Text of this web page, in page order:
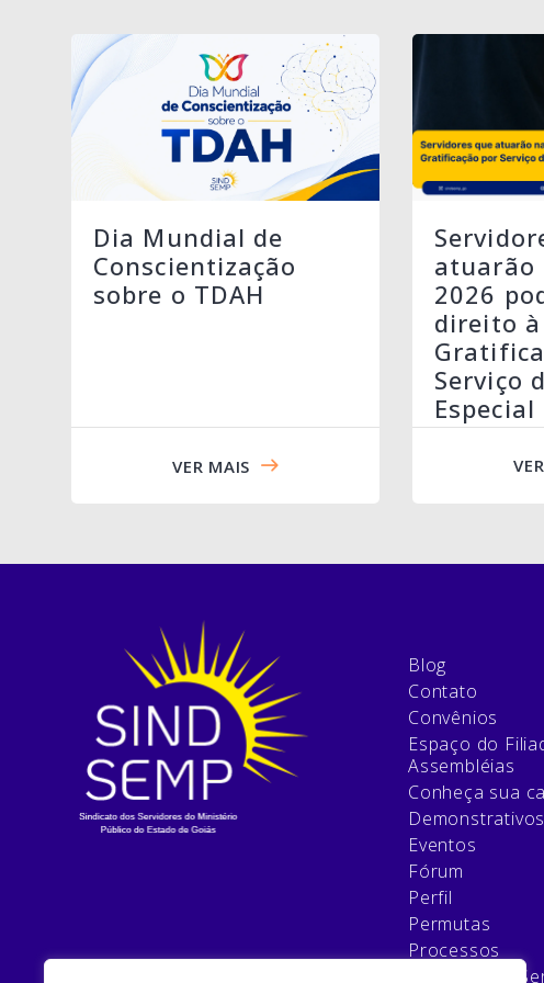
Dia Mundial de
Conscientização
sobre o TDAH
VER MAIS
atuarão
2026
direito à
Serviço
Especial
Blog
Contato
Convênios
Espaço do
Assembléias
Conheça sua
Eventos
Fórum
Perfil
Permutas
Processos
Relatório de